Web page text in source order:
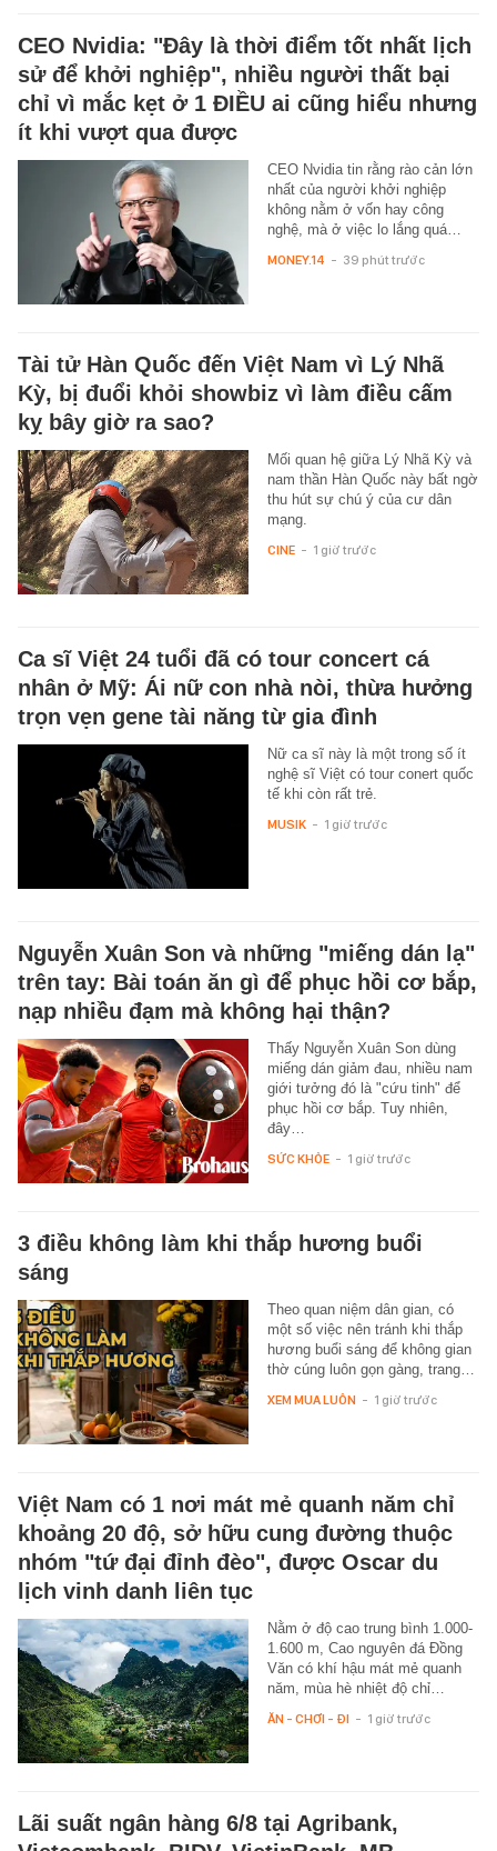
CEO Nvidia: "Đây là thời điểm tốt nhất lịch
sử để khởi nghiệp", nhiều người thất bại
chỉ vì mắc kẹt ở 1 ĐIỀU ai cũng hiểu nhưng
ít khi vượt qua được
CEO Nvidia tin rằng rào cản lớn
nhất của người khởi nghiệp
không nằm ở vốn hay công
nghệ, mà ở việc lo lắng quá…
MONEY.14 - 39 phút trước
Tài tử Hàn Quốc đến Việt Nam vì Lý Nhã
Kỳ, bị đuổi khỏi showbiz vì làm điều cấm
kỵ bây giờ ra sao?
Mối quan hệ giữa Lý Nhã Kỳ và
nam thần Hàn Quốc này bất ngờ
thu hút sự chú ý của cư dân
mạng.
CINE - 1 giờ trước
Ca sĩ Việt 24 tuổi đã có tour concert cá
nhân ở Mỹ: Ái nữ con nhà nòi, thừa hưởng
trọn vẹn gene tài năng từ gia đình
Nữ ca sĩ này là một trong số ít
nghệ sĩ Việt có tour conert quốc
tế khi còn rất trẻ.
MUSIK - 1 giờ trước
Nguyễn Xuân Son và những "miếng dán lạ"
trên tay: Bài toán ăn gì để phục hồi cơ bắp,
nạp nhiều đạm mà không hại thận?
Thấy Nguyễn Xuân Son dùng
miếng dán giảm đau, nhiều nam
giới tưởng đó là "cứu tinh" để
phục hồi cơ bắp. Tuy nhiên,
đây…
SỨC KHỎE - 1 giờ trước
3 điều không làm khi thắp hương buổi
sáng
Theo quan niệm dân gian, có
một số việc nên tránh khi thắp
hương buổi sáng để không gian
thờ cúng luôn gọn gàng, trang…
XEM MUA LUÔN - 1 giờ trước
Việt Nam có 1 nơi mát mẻ quanh năm chỉ
khoảng 20 độ, sở hữu cung đường thuộc
nhóm "tứ đại đỉnh đèo", được Oscar du
lịch vinh danh liên tục
Nằm ở độ cao trung bình 1.000-
1.600 m, Cao nguyên đá Đồng
Văn có khí hậu mát mẻ quanh
năm, mùa hè nhiệt độ chỉ…
ĂN - CHƠI - ĐI - 1 giờ trước
Lãi suất ngân hàng 6/8 tại Agribank,